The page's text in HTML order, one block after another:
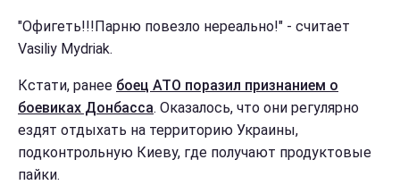
"Офигеть!!!Парню повезло нереально!" - считает
Vasiliy Mydriak.
Кстати, ранее боец АТО поразил признанием о
боевиках Донбасса. Оказалось, что они регулярно
ездят отдыхать на территорию Украины,
подконтрольную Киеву, где получают продуктовые
пайки.